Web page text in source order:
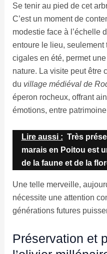
Se tenir au pied de cet
C’est un moment de
modestie face à l’échelle
entoure le lieu, seulement
cigales en été, permet
nature. La visite peut être
du village médiéval de
éperon rocheux, offrant
émotions, entre
Lire aussi : Très
marais en Poitou est
de la faune et de la
Une telle merveille,
nécessite une attention
générations futures
Préservation et